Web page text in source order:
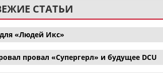
СТАТЬИ
«Людей Икс»
провал «Супергерл» и будущее DCU